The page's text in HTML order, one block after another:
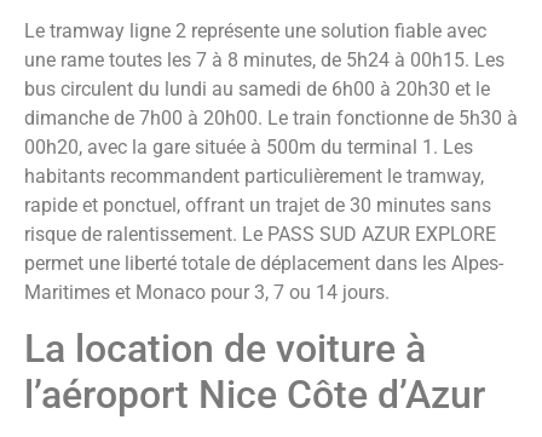
Le tramway ligne 2 représente une solution fiable avec
une rame toutes les 7 à 8 minutes, de 5h24 à 00h15. Les
bus circulent du lundi au samedi de 6h00 à 20h30 et le
dimanche de 7h00 à 20h00. Le train fonctionne de 5h30 à
00h20, avec la gare située à 500m du terminal 1. Les
habitants recommandent particulièrement le tramway,
rapide et ponctuel, offrant un trajet de 30 minutes sans
risque de ralentissement. Le PASS SUD AZUR EXPLORE
permet une liberté totale de déplacement dans les Alpes-
Maritimes et Monaco pour 3, 7 ou 14 jours.
La location de voiture à
l’aéroport Nice Côte d’Azur